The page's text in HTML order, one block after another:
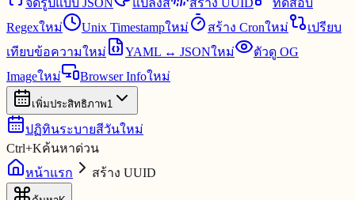
จัดรูปแบบ JSON แปลงสี สร้าง UUID
ทดสอบ
Regexใหม่ Unix Timestampใหม่ สร้าง Cronใหม่
เปรียบ
เทียบข้อความใหม่ YAML ↔ JSONใหม่
ตัวดู OG
Imageใหม่ Browser Infoใหม่
เพิ่มประสิทธิภาพ1
ปฏิทินระบายสีวันใหม่
Ctrl+Kค้นหาด่วน
หน้าแรก
สร้าง UUID